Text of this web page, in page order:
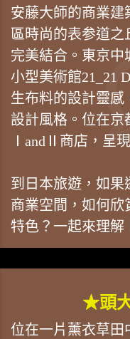
安藤大師的商業建
區時尚的表参道之
完美結合。東京中
小型美術館21_21
生布料的設計靈感
設計風格。位在京
ⅠandⅡ商店，呈
到日本旅遊，如果
商業空間，如何欣
特色？一起來理解
★頭
位在一片薰衣草田